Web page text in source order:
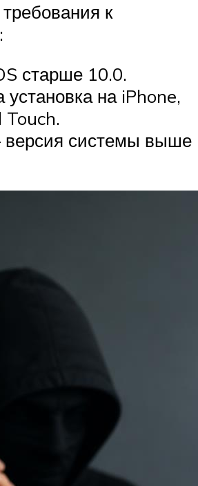
к
старше 10.0.
на iPhone,
Touch.
версия системы выше